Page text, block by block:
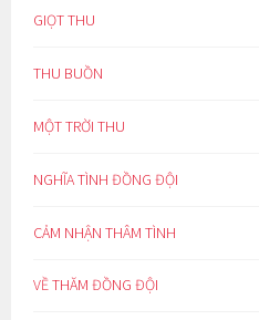
GIỌT THU
THU BUỒN
MỘT TRỜI THU
NGHĨA TÌNH ĐỒNG ĐỘI
CẢM NHẬN THÂM TÌNH
VỀ THĂM ĐỒNG ĐỘI